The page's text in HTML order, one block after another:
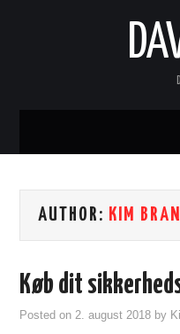
AUTHOR: KIM
Køb dit
Posted on2. august 2018 by